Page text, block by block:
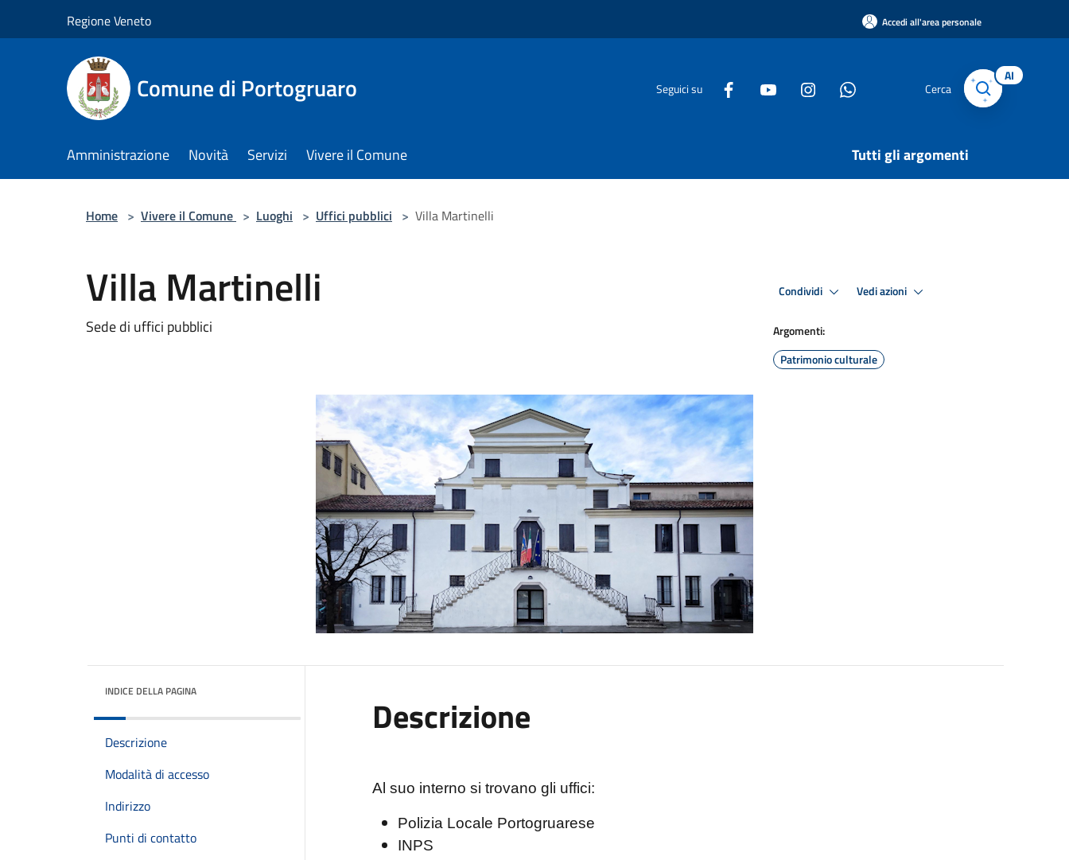
Regione Veneto Accedi all'area personale
Comune di Portogruaro Seguici su Cerca
AI
Amministrazione Novità Servizi Vivere il Comune Tutti gli argomenti
Home > Vivere il Comune > Luoghi > Uffici pubblici > Villa Martinelli
Villa Martinelli
Sede di uffici pubblici
Condividi Vedi azioni
Argomenti:
Patrimonio culturale
INDICE DELLA PAGINA
Descrizione
Modalità di accesso
Indirizzo
Punti di contatto
Descrizione
Al suo interno si trovano gli uffici:
Polizia Locale Portogruarese
INPS